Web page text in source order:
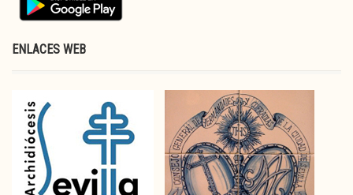
ENLACES WEB